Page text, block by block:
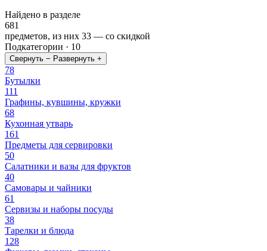
Найдено в разделе
681
предметов, из них 33 — со скидкой
Подкатегории · 10
Свернуть − Развернуть +
78
Бутылки
111
Графины, кувшины, кружки
68
Кухонная утварь
161
Предметы для сервировки
50
Салатники и вазы для фруктов
40
Самовары и чайники
61
Сервизы и наборы посуды
38
Тарелки и блюда
128